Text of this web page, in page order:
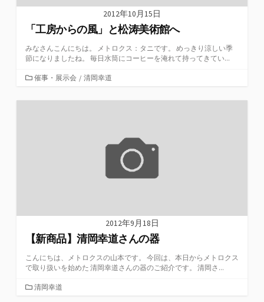
2012年10月15日
「工房からの風」と松涛美術館へ
みなさんこんにちは。 メトロクス：タニです。 めっきり涼しい季
節になりましたね。 毎日水筒にコーヒーを淹れて持ってきてい...
カ
ゴ
催事・展示会 / 清岡幸道
2012年9月18日
【新商品】清岡幸道さんの器
こんにちは、メトロクスの山本です。 今回は、本日からメトロクス
で取り扱いを始めた 清岡幸道さんの器のご紹介です。 清岡さ...
カ清岡幸道